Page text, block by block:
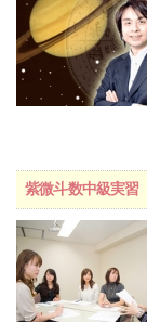
紫微斗数中級実